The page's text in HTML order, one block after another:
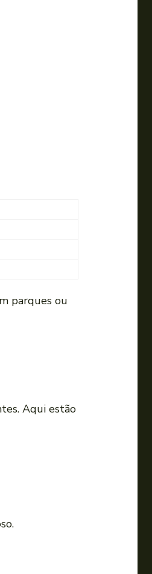
parques ou
Aqui estão